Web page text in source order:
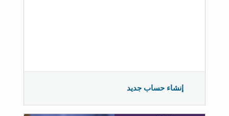
إنشاء حساب جديد